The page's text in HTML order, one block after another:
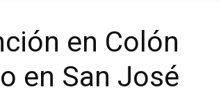
en Colón
en San José